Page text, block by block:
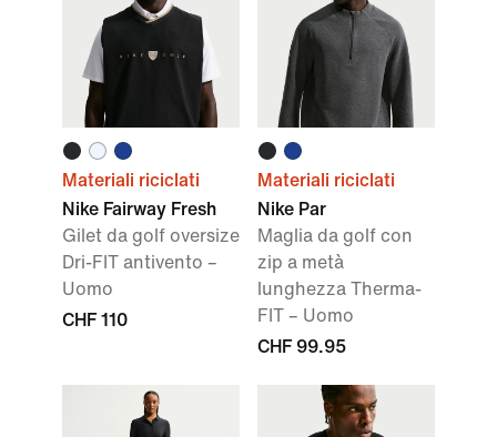
Materiali riciclati
Nike Fairway Fresh
Gilet da golf oversize
Dri-FIT antivento –
Uomo
CHF 110
Materiali riciclati
Nike Par
Maglia da golf con
zip a metà
lunghezza Therma-
FIT – Uomo
CHF 99.95